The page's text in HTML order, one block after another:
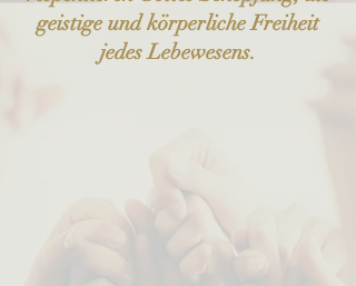
geistige und körperliche Freiheit
jedes Lebewesens.